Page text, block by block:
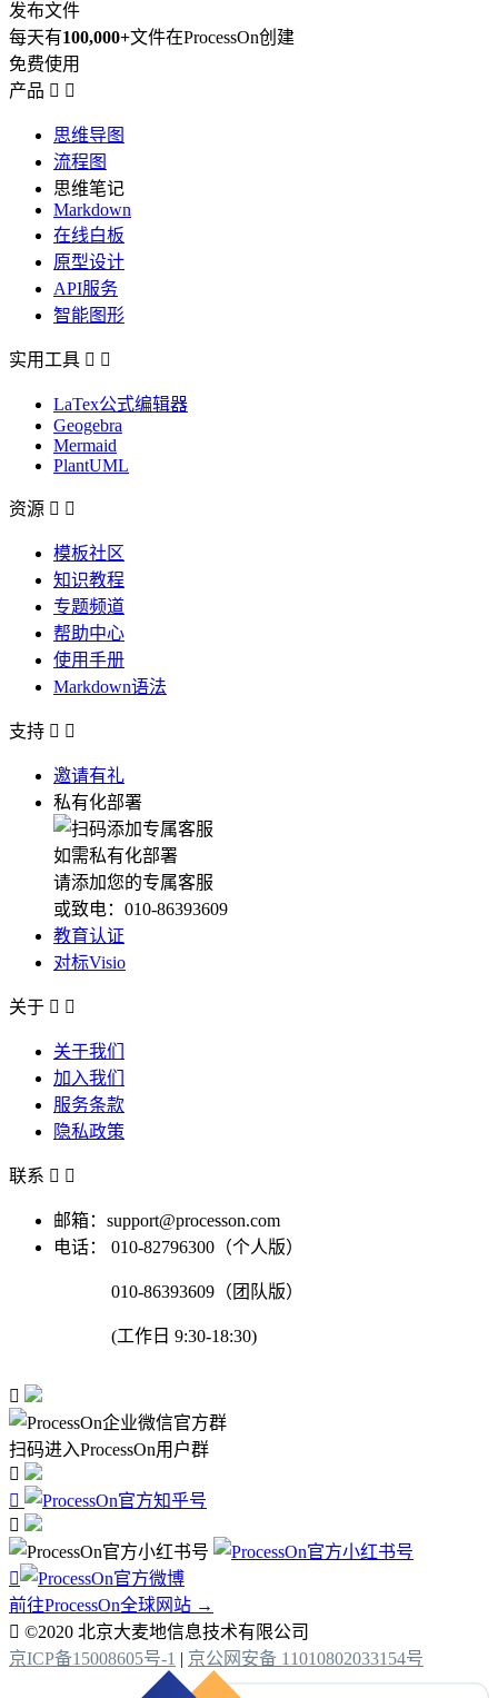
发布文件
每天有100,000+文件在ProcessOn创建
免费使用
产品  
思维导图
流程图
思维笔记
Markdown
在线白板
原型设计
API服务
智能图形
实用工具  
LaTex公式编辑器
Geogebra
Mermaid
PlantUML
资源  
模板社区
知识教程
专题频道
帮助中心
使用手册
Markdown语法
支持  
邀请有礼
私有化部署
如需私有化部署
请添加您的专属客服
或致电：010-86393609
教育认证
对标Visio
关于  
关于我们
加入我们
服务条款
隐私政策
联系  
邮箱：support@processon.com
电话：
010-82796300（个人版）
010-86393609（团队版）
(工作日 9:30-18:30)

扫码进入ProcessOn用户群




前往ProcessOn全球网站 →
 ©2020 北京大麦地信息技术有限公司
京ICP备15008605号-1 | 京公网安备 11010802033154号